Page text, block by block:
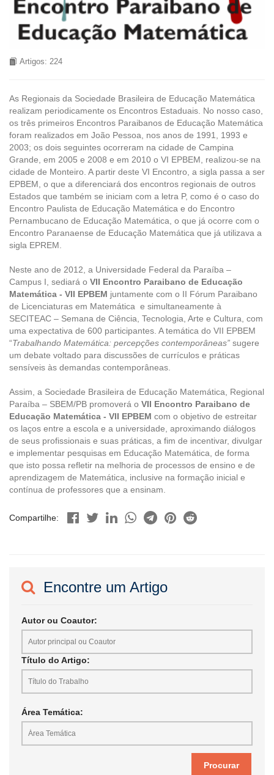
Artigos: 224
As Regionais da Sociedade Brasileira de Educação Matemática
realizam periodicamente os Encontros Estaduais. No nosso caso,
os três primeiros Encontros Paraibanos de Educação Matemática
foram realizados em João Pessoa, nos anos de 1991, 1993 e
2003; os dois seguintes ocorreram na cidade de Campina
Grande, em 2005 e 2008 e em 2010 o VI EPBEM, realizou-se na
cidade de Monteiro. A partir deste VI Encontro, a sigla passa a ser
EPBEM, o que a diferenciará dos encontros regionais de outros
Estados que também se iniciam com a letra P, como é o caso do
Encontro Paulista de Educação Matemática e do Encontro
Pernambucano de Educação Matemática, o que já ocorre com o
Encontro Paranaense de Educação Matemática que já utilizava a
sigla EPREM.
Neste ano de 2012, a Universidade Federal da Paraíba –
Campus I, sediará o VII Encontro Paraibano de Educação
Matemática - VII EPBEM juntamente com o II Fórum Paraibano
de Licenciaturas em Matemática e simultaneamente à
SECITEAC – Semana de Ciência, Tecnologia, Arte e Cultura, com
uma expectativa de 600 participantes. A temática do VII EPBEM
“Trabalhando Matemática: percepções contemporâneas” sugere
um debate voltado para discussões de currículos e práticas
sensíveis às demandas contemporâneas.
Assim, a Sociedade Brasileira de Educação Matemática, Regional
Paraíba – SBEM/PB promoverá o VII Encontro Paraibano de
Educação Matemática - VII EPBEM com o objetivo de estreitar
os laços entre a escola e a universidade, aproximando diálogos
de seus profissionais e suas práticas, a fim de incentivar, divulgar
e implementar pesquisas em Educação Matemática, de forma
que isto possa refletir na melhoria de processos de ensino e de
aprendizagem de Matemática, inclusive na formação inicial e
contínua de professores que a ensinam.
Compartilhe:
Encontre um Artigo
Autor ou Coautor:
Título do Artigo:
Área Temática: